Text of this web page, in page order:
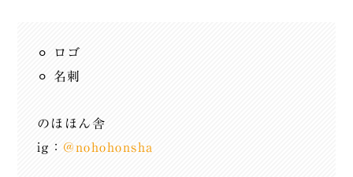
⚪︎ ロゴ
⚪︎ 名刺
のほほん舎
ig： @nohohonsha